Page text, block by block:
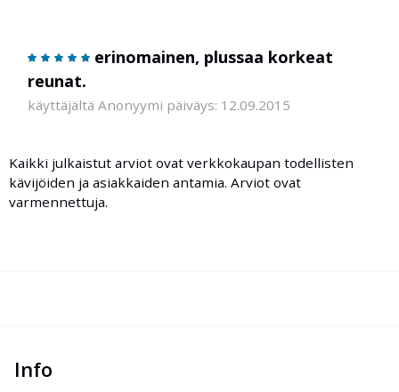
erinomainen, plussaa korkeat
reunat.
käyttäjältä Anonyymi päiväys: 12.09.2015
Kaikki julkaistut arviot ovat verkkokaupan todellisten
kävijöiden ja asiakkaiden antamia. Arviot ovat
varmennettuja.
Info